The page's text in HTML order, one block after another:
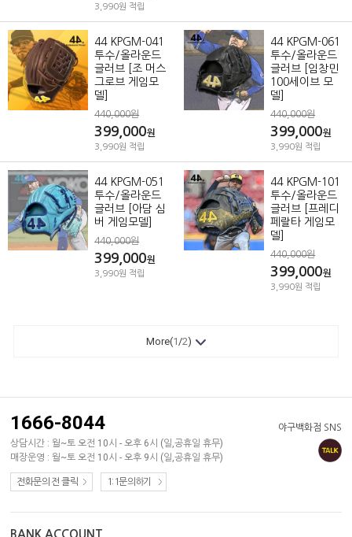
3,990원 적립
44 KPGM-041
투수/올라운드
글러브 [조 머스
그로브 게임모
델]
440,000원
399,000원
3,990원 적립
44 KPGM-061
투수/올라운드
글러브 [임창민
100세이브 모
델]
440,000원
399,000원
3,990원 적립
44 KPGM-051
투수/올라운드
글러브 [아담 심
버 게임모델]
440,000원
399,000원
3,990원 적립
44 KPGM-101
투수/올라운드
글러브 [프레디
페랄타 게임모
델]
440,000원
399,000원
3,990원 적립
More(1/2)
야구백화점 SNS
1666-8044
상담시간 : 월~토 오전 10시 - 오후 6시 (일,공휴일 휴무)
매장운영 : 월~토 오전 10시 - 오후 9시 (일,공휴일 휴무)
전화문의 전 클릭 1:1문의하기
BANK ACCOUNT